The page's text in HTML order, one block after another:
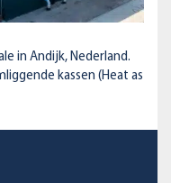
in Andijk, Nederland.
kassen (Heat as